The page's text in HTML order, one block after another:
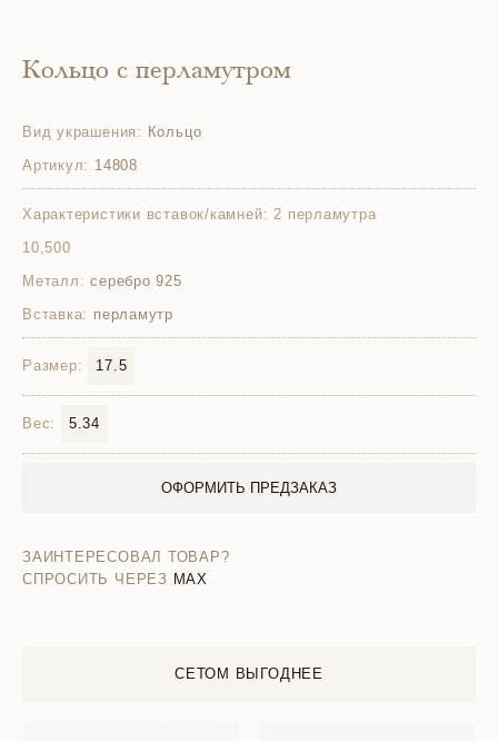
Кольцо с перламутром
Вид украшения: Кольцо
Артикул: 14808
Характеристики вставок/камней: 2 перламутра
10,500
Металл: серебро 925
Вставка: перламутр
Размер: 17.5
Вес: 5.34
ОФОРМИТЬ ПРЕДЗАКАЗ
ЗАИНТЕРЕСОВАЛ ТОВАР?
СПРОСИТЬ ЧЕРЕЗ MAX
СЕТОМ ВЫГОДНЕЕ